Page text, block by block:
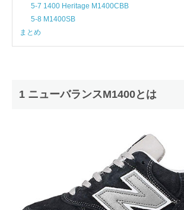
5-7 1400 Heritage M1400CBB
5-8 M1400SB
まとめ
1 ニューバランスM1400とは